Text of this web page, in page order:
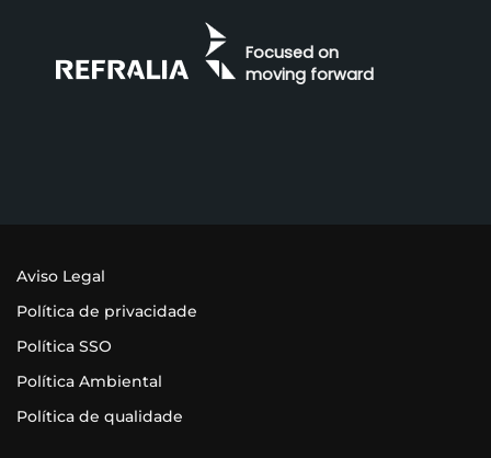
Focused on
moving forward
Aviso Legal
Política de privacidade
Política SSO
Política Ambiental
Política de qualidade